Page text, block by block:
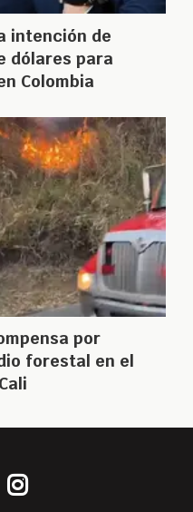
intención de
dólares para
Colombia
por
forestal en el